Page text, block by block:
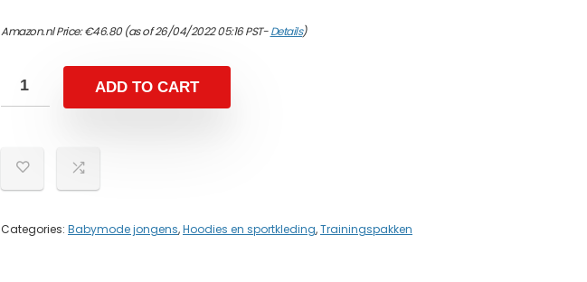
Amazon.nl Price:€46.80(as of 26/04/2022 05:16 PST-Details)
ADD TO CART
Categories: Babymode jongens,Hoodies en sportkleding,Trainingspakken